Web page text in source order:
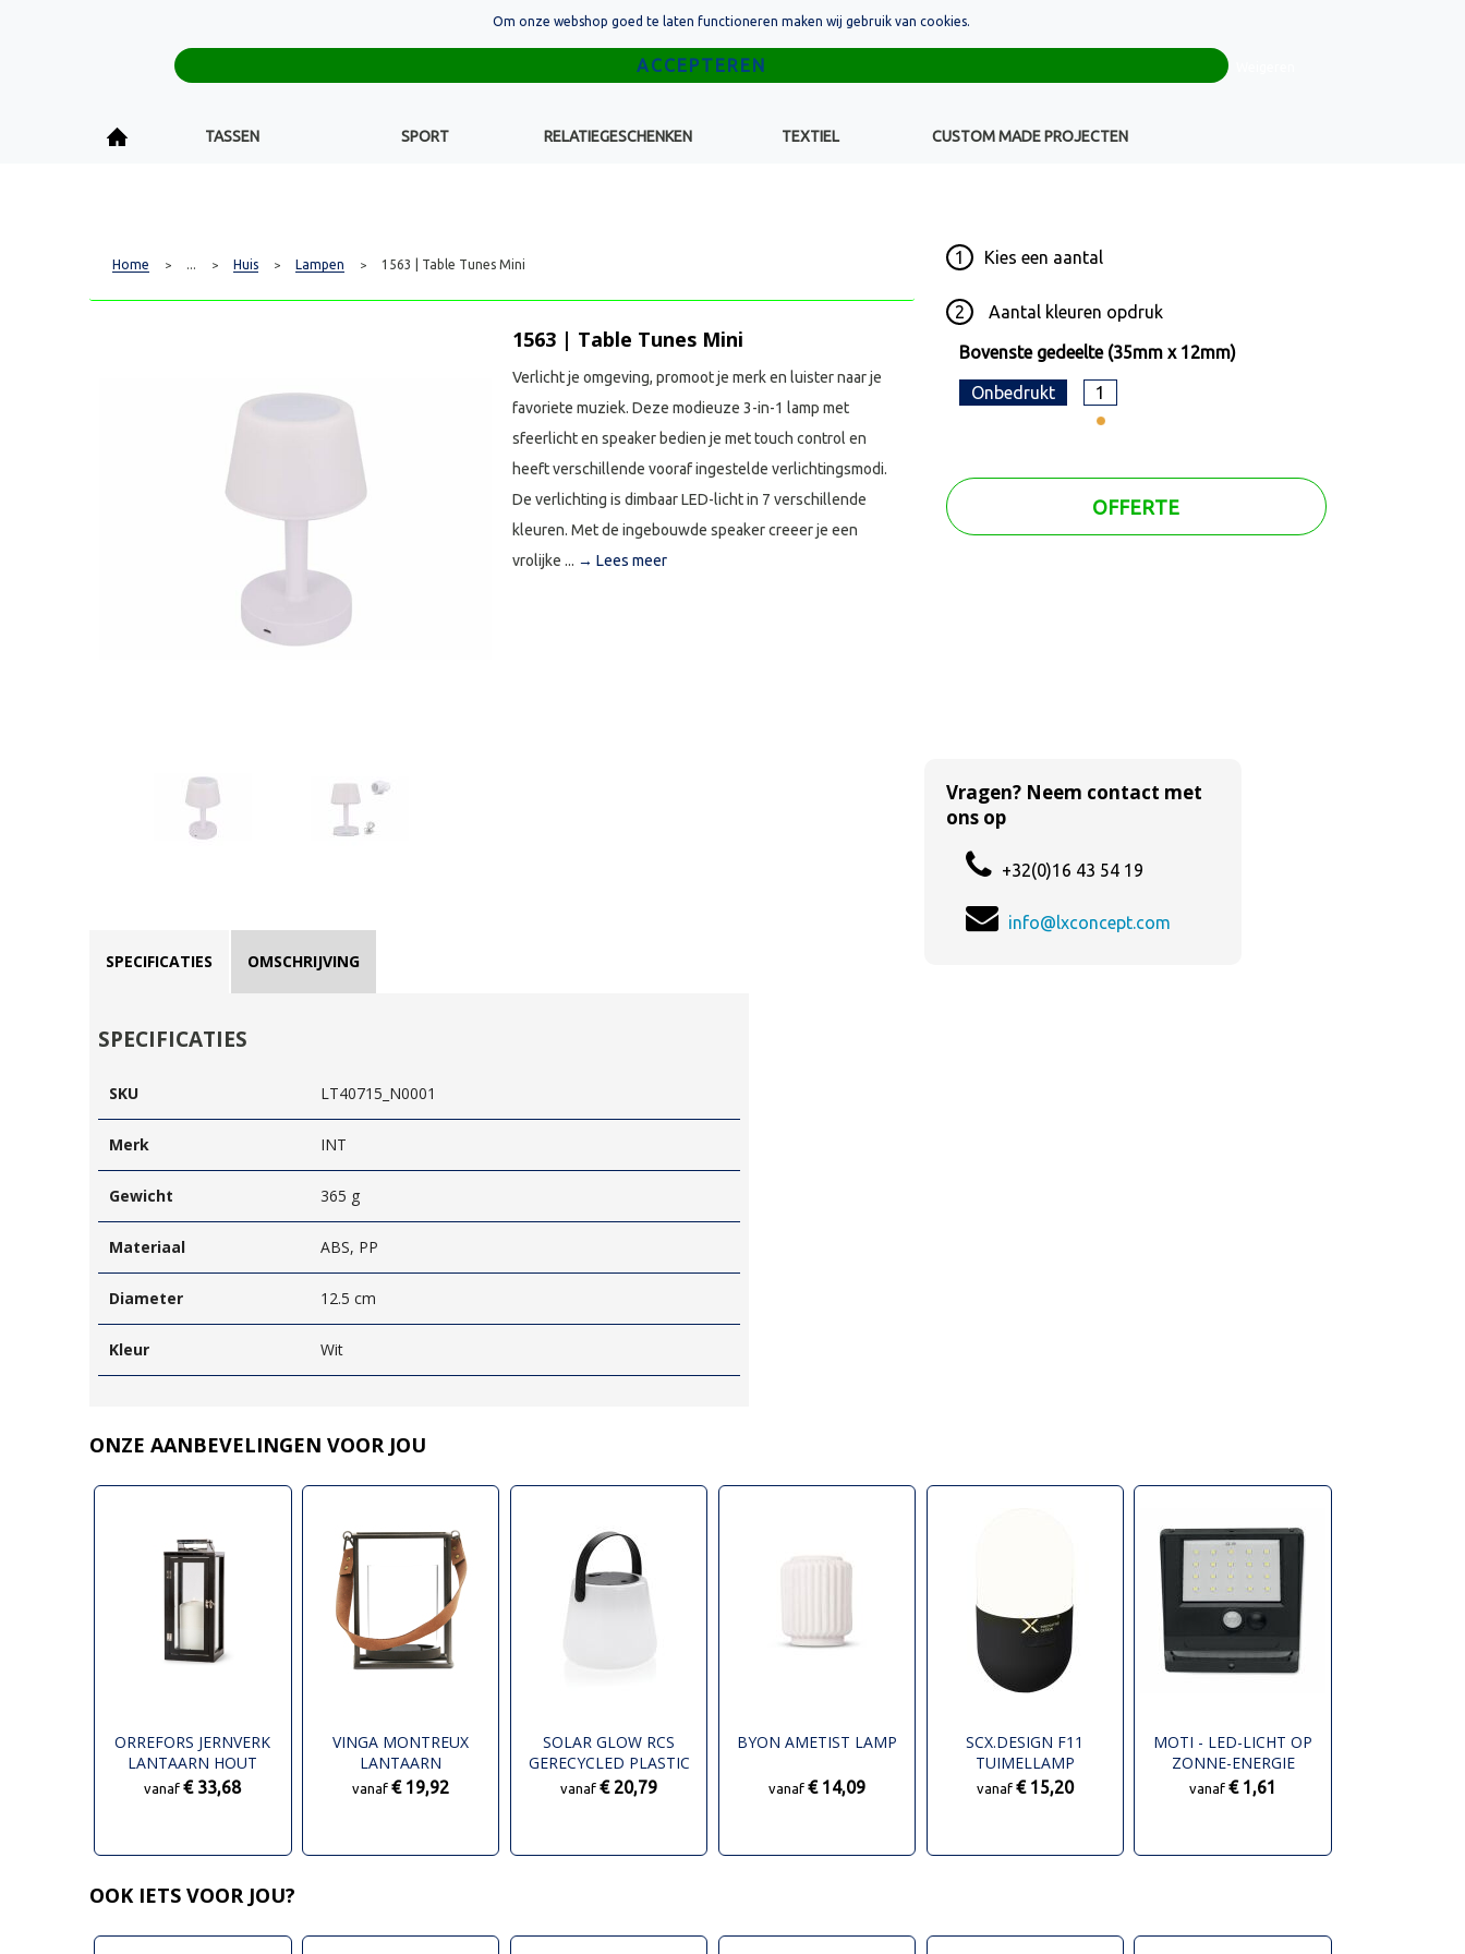
+32(0)16 43 54 19
TASSEN SPORT RELATIEGESCHENKEN TEXTIEL CUSTOM MADE PROJECTEN
Home > ... > Huis > Lampen > 1563 | Table Tunes Mini 1 Kies een aantal
2 Aantal kleuren opdruk
Bovenste gedeelte (35mm x 12mm)
Onbedrukt 1
OFFERTE
1563 | Table Tunes Mini
Verlicht je omgeving, promoot je merk en luister naar je
favoriete muziek. Deze modieuze 3-in-1 lamp met
sfeerlicht en speaker bedien je met touch control en
heeft verschillende vooraf ingestelde verlichtingsmodi.
De verlichting is dimbaar LED-licht in 7 verschillende
kleuren. Met de ingebouwde speaker creeer je een
vrolijke ... → Lees meer
SPECIFICATIES OMSCHRIJVING
SPECIFICATIES
SKU LT40715_N0001
Merk INT
Gewicht 365 g
Materiaal ABS, PP
Diameter 12.5 cm
Kleur Wit
Vragen? Neem contact met
ons op
+32(0)16 43 54 19
info@lxconcept.com
ONZE AANBEVELINGEN VOOR JOU
ORREFORS JERNVERK
LANTAARN HOUT
vanaf€ 33,68
VINGA MONTREUX
LANTAARN
vanaf€ 19,92
SOLAR GLOW RCS
GERECYCLED PLASTIC
USB-OPLAADBARE
BUITENLAMP
vanaf€ 20,79
BYON AMETIST LAMP
vanaf € 14,09
SCX.DESIGN F11
TUIMELLAMP
vanaf € 15,20
MOTI - LED-LICHT OP
ZONNE-ENERGIE
vanaf€ 1,61
OOK IETS VOOR JOU?
Om onze webshop goed te laten functioneren maken wij gebruik van cookies.